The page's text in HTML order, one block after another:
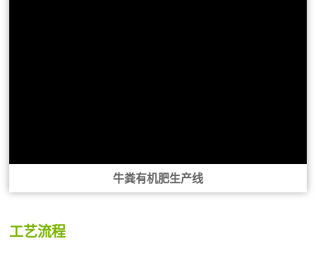
牛粪有机肥生产线
工艺流程